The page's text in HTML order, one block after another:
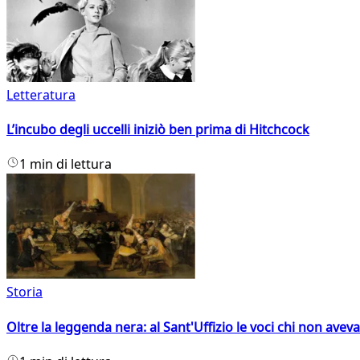
Letteratura
L’incubo degli uccelli iniziò ben prima di Hitchcock
1 min di lettura
Storia
Oltre la leggenda nera: al Sant'Uffizio le voci chi non